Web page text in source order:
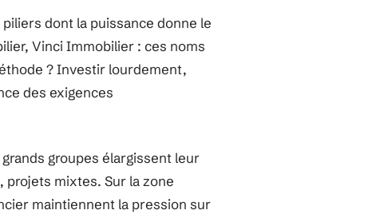
dont la puissance donne le
Vinci Immobilier : ces noms
? Investir lourdement,
des exigences
groupes élargissent leur
mixtes. Sur la zone
maintiennent la pression sur